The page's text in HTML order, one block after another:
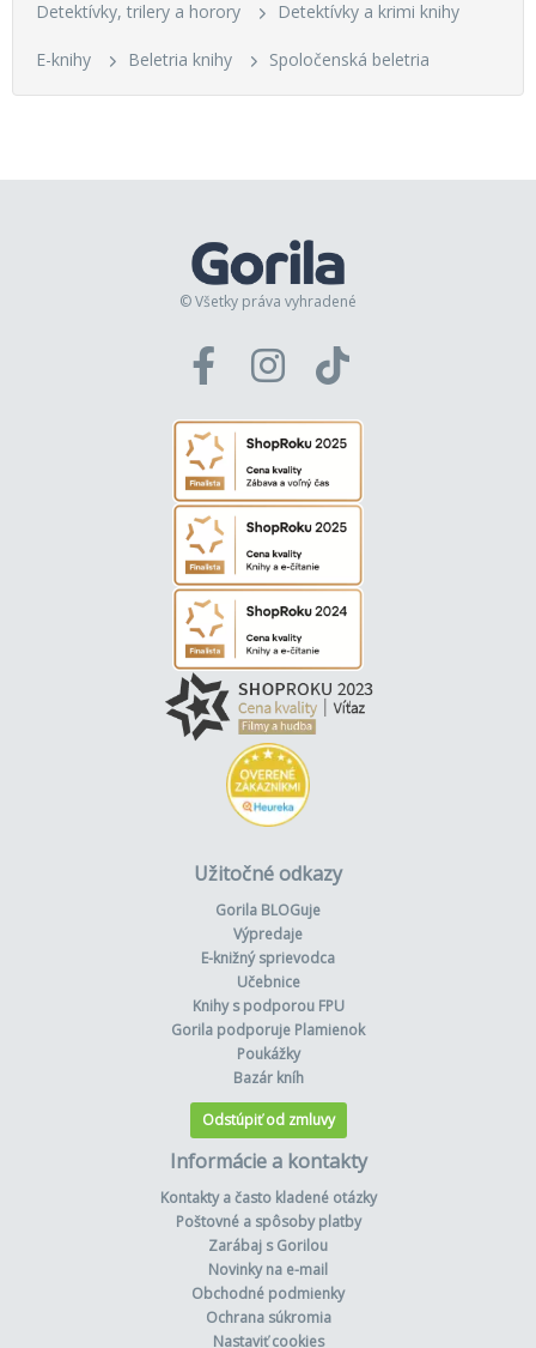
Detektívky, trilery a horory
Detektívky a krimi knihy
E-knihy Beletria knihy Spoločenská beletria
© Všetky práva vyhradené
Užitočné odkazy
Gorila BLOGuje
Výpredaje
E-knižný sprievodca
Učebnice
Knihy s podporou FPU
Gorila podporuje Plamienok
Poukážky
Bazár kníh
Odstúpiť od zmluvy
Informácie a kontakty
Kontakty a často kladené otázky
Poštovné a spôsoby platby
Zarábaj s Gorilou
Novinky na e-mail
Obchodné podmienky
Ochrana súkromia
Nastaviť cookies